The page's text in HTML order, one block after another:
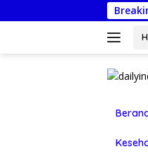
ke
Racun: Istri Tersangka